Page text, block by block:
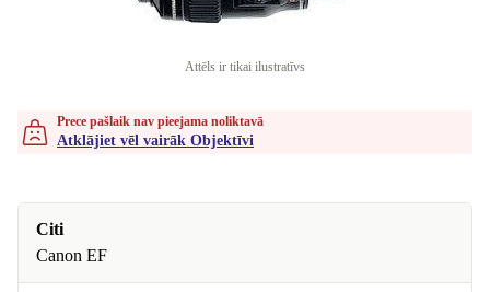
Attēls ir tikai ilustratīvs
Prece pašlaik nav pieejama noliktavā
Atklājiet vēl vairāk Objektīvi
Citi
Canon EF